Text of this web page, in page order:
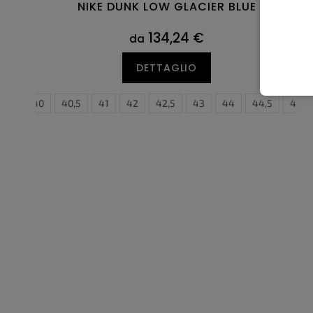
NIKE DUNK LOW GLACIER BLUE
da 134,24 €
DETTAGLIO
40 40,5 41 42 42,5 43 44 44,5 45
35,5 36 36,5 37,5